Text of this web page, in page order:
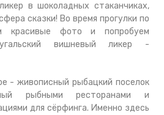
в шоколадных стаканчиках,
сказки! Во время прогулки по
красивые фото и попробуем
вишневый ликер -
- живописный рыбацкий поселок
рыбными ресторанами и
для сёрфинга. Именно здесь